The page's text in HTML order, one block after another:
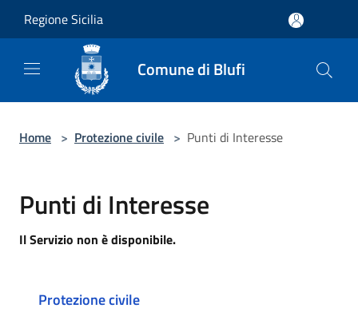
Regione Sicilia
Comune di Blufi
Home > Protezione civile > Punti di Interesse
Punti di Interesse
Il Servizio non è disponibile.
Protezione civile